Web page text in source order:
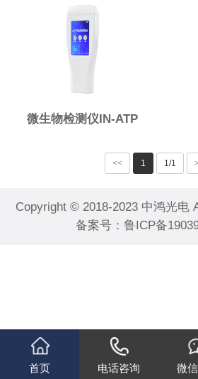
微生物检测仪IN-ATP
<< 1 1/1
Copyright © 2018-2023 中鸿光电
备案号： 鲁ICP备
首页 电话咨询 微